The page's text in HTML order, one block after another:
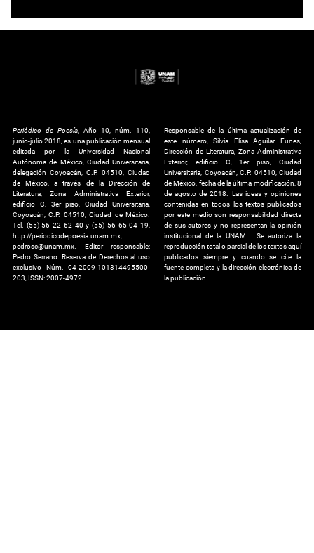
Periódico de Poesía , Año 10, núm. 110,
junio-julio 2018, es una publicación mensual
editada por la Universidad Nacional
Autónoma de México, Ciudad Universitaria,
delegación Coyoacán, C.P. 04510, Ciudad
de México, a través de la Dirección de
Literatura, Zona Administrativa Exterior,
edificio C, 3er piso, Ciudad Universitaria,
Coyoacán, C.P. 04510, Ciudad de México.
Tel. (55) 56 22 62 40 y (55) 56 65 04 19,
http://periodicodepoesia.unam.mx,
pedrosc@unam.mx. Editor responsable:
Pedro Serrano. Reserva de Derechos al uso
exclusivo Núm. 04-2009-101314495500-
203, ISSN: 2007-4972.
Responsable de la última actualización de
este número, Silvia Elisa Aguilar Funes,
Dirección de Literatura, Zona Administrativa
Exterior, edificio C, 1er piso, Ciudad
Universitaria, Coyoacán, C.P. 04510, Ciudad
de México, fecha de la última modificación, 8
de agosto de 2018. Las ideas y opiniones
contenidas en todos los textos publicados
por este medio son responsabilidad directa
de sus autores y no representan la opinión
institucional de la UNAM. Se autoriza la
reproducción total o parcial de los textos aquí
publicados siempre y cuando se cite la
fuente completa y la dirección electrónica de
la publicación.